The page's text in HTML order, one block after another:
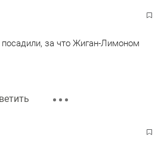
за что Жиган-Лимоном